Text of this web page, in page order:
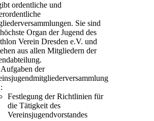
ordentliche und
Sie sind
Organ der Jugend des
Verein Dresden e.V. und
aus allen Mitgliedern der
der
Festlegung der Richtlinien für
die Tätigkeit des
Vereinsjugendvorstandes